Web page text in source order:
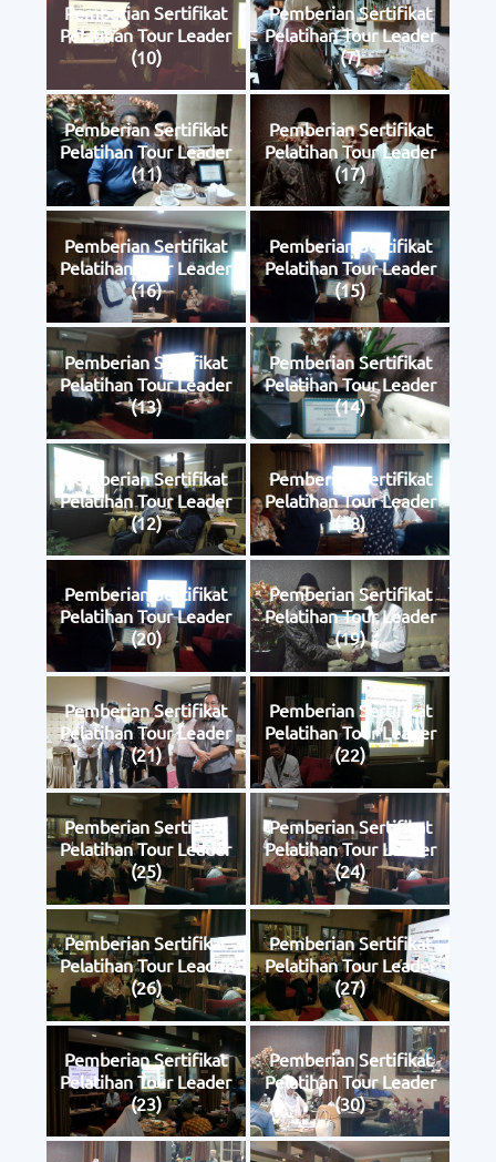
Pemberian Sertifikat
Pelatihan Tour Leader
(10)
Pemberian Sertifikat
Pelatihan Tour Leader
(7)
Pemberian Sertifikat
Pelatihan Tour Leader
(11)
Pemberian Sertifikat
Pelatihan Tour Leader
(17)
Pemberian Sertifikat
Pelatihan Tour Leader
(16)
Pemberian Sertifikat
Pelatihan Tour Leader
(15)
Pemberian Sertifikat
Pelatihan Tour Leader
(13)
Pemberian Sertifikat
Pelatihan Tour Leader
(14)
Pemberian Sertifikat
Pelatihan Tour Leader
(12)
Pemberian Sertifikat
Pelatihan Tour Leader
(18)
Pemberian Sertifikat
Pelatihan Tour Leader
(20)
Pemberian Sertifikat
Pelatihan Tour Leader
(19)
Pemberian Sertifikat
Pelatihan Tour Leader
(21)
Pemberian Sertifikat
Pelatihan Tour Leader
(22)
Pemberian Sertifikat
Pelatihan Tour Leader
(25)
Pemberian Sertifikat
Pelatihan Tour Leader
(24)
Pemberian Sertifikat
Pelatihan Tour Leader
(26)
Pemberian Sertifikat
Pelatihan Tour Leader
(27)
Pemberian Sertifikat
Pelatihan Tour Leader
(23)
Pemberian Sertifikat
Pelatihan Tour Leader
(30)